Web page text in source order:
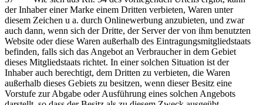
der Inhaber einer Marke einem Dritten verbieten, Waren unter
diesem Zeichen u a. durch Onlinewerbung anzubieten, und zwar
auch dann, wenn sich der Dritte, der Server der von ihm benutzten
Website oder diese Waren außerhalb des Eintragungsmitgliedstaats
befinden, falls sich das Angebot an Verbraucher in dem Gebiet
dieses Mitgliedstaats richtet. In einer solchen Situation ist der
Inhaber auch berechtigt, dem Dritten zu verbieten, die Waren
außerhalb dieses Gebiets zu besitzen, wenn dieser Besitz eine
Vorstufe zur Abgabe oder Ausführung eines solchen Angebots